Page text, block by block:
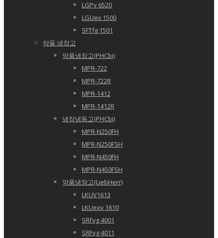
LGPv 6520
LGUex 1500
SFTfg 1501
약품 냉장고
약품냉장고(PHCbi)
MPR-722
MPR-722R
MPR-1412
MPR-1412R
냉장냉동고(PHCbi)
MPR-N250FH
MPR-N250FSH
MPR-N450FH
MPR-N450FSH
약품냉장고(LiebHerr)
LKUV1613
LKUexv 1610
SRFvg 4001
SRFvg 4011